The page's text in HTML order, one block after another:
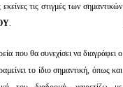
τις στιγμές των σημαντικών
που θα συνεχίσει να διαγράφει ο
το ίδιο σημαντική, όπως και